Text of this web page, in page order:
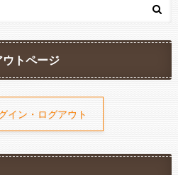
トページ
イン・ログアウト